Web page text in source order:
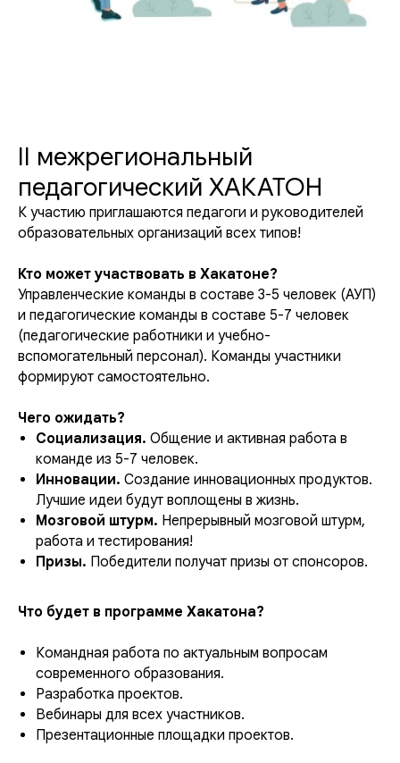
II межрегиональный
педагогический ХАКАТОН
К участию приглашаются педагоги и руководителей
образовательных организаций всех типов!
Кто может участвовать в Хакатоне?
Управленческие команды в составе 3-5 человек (АУП)
и педагогические команды в составе 5-7 человек
(педагогические работники и учебно-
вспомогательный персонал). Команды участники
формируют самостоятельно.
Чего ожидать?
Социализация. Общение и активная работа в
команде из 5-7 человек.
Инновации. Создание инновационных продуктов.
Лучшие идеи будут воплощены в жизнь.
Мозговой штурм. Непрерывный мозговой штурм,
работа и тестирования!
Призы. Победители получат призы от спонсоров.
Что будет в программе Хакатона?
Командная работа по актуальным вопросам
современного образования.
Разработка проектов.
Вебинары для всех участников.
Презентационные площадки проектов.